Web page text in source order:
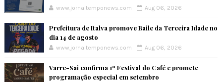
www.jornaltemponews.com Aug 06, 2026
Prefeitura de Italva promove Baile da Terceira Idade no
dia 14 de agosto
www.jornaltemponews.com Aug 06, 2026
Varre-Sai confirma 1º Festival do Café e promete
programação especial em setembro